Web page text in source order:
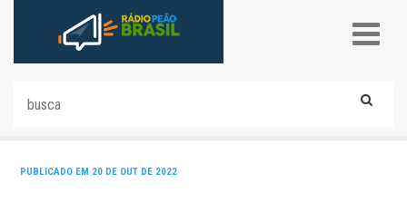
PUBLICADO EM 20 DE OUT DE 2022